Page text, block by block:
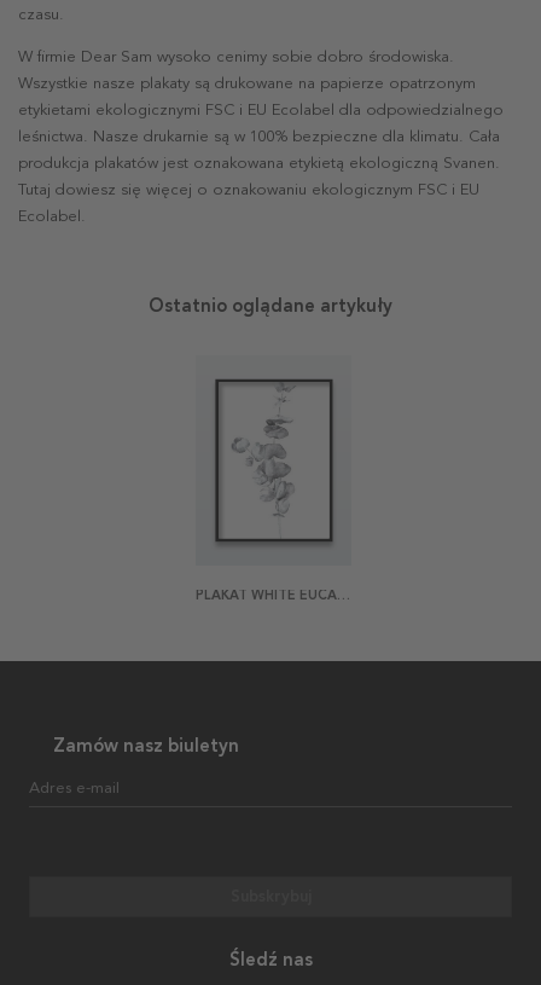
czasu.
W firmie Dear Sam wysoko cenimy sobie dobro środowiska.
Wszystkie nasze plakaty są drukowane na papierze opatrzonym
etykietami ekologicznymi FSC i EU Ecolabel dla odpowiedzialnego
leśnictwa. Nasze drukarnie są w 100% bezpieczne dla klimatu. Cała
produkcja plakatów jest oznakowana etykietą ekologiczną Svanen.
Tutaj dowiesz się więcej o oznakowaniu ekologicznym FSC i EU
Ecolabel.
Ostatnio oglądane artykuły
PLAKAT WHITE EUCALYPTUS IN WATERCOLOR
Zamów nasz biuletyn
Adres e-mail
Śledź nas